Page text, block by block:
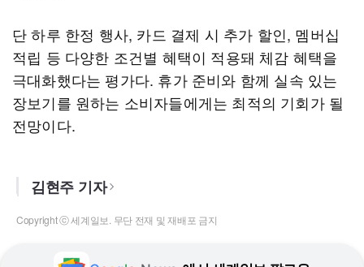
단 하루 한정 행사, 카드 결제 시 추가 할인, 멤버십
적립 등 다양한 조건별 혜택이 적용돼 체감 혜택을
극대화했다는 평가다. 휴가 준비와 함께 실속 있는
장보기를 원하는 소비자들에게는 최적의 기회가 될
전망이다.
김현주 기자
Copyright ⓒ 세계일보. 무단 전재 및 재배포 금지